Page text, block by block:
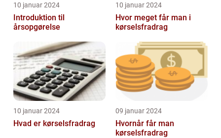
10 januar 2024
Introduktion til
årsopgørelse
10 januar 2024
Hvor meget får man i
kørselsfradrag
10 januar 2024
Hvad er kørselsfradrag
09 januar 2024
Hvornår får man
kørselsfradrag